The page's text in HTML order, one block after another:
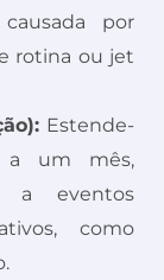
por
rotina ou jet
Estende-
a um mês,
a eventos
como